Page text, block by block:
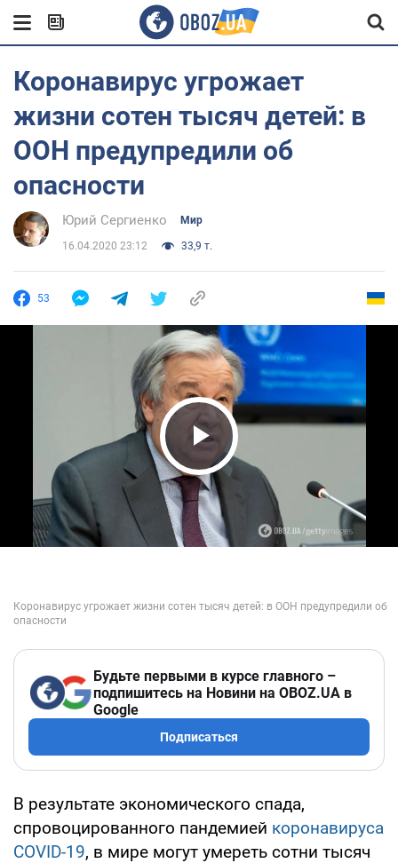
Коронавирус угрожает
жизни сотен тысяч детей: в
ООН предупредили об
опасности
Юрий Сергиенко Мир
16.04.2020 23:12 33,9 т.
53
Play Video
Будьте первыми в курсе главного –
подпишитесь на Новини на OBOZ.UA в
Google
Подписаться
В результате экономического спада,
спровоцированного пандемией коронавируса
COVID-19, в мире могут умереть сотни тысяч